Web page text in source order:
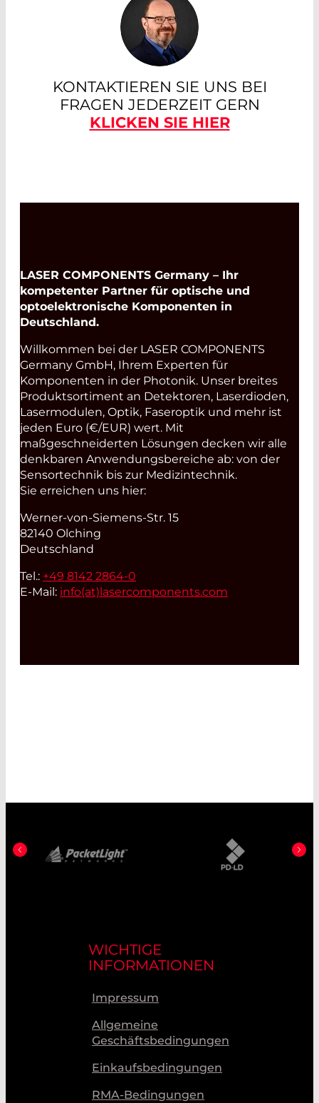
KONTAKTIEREN SIE UNS BEI
FRAGEN JEDERZEIT GERN
KLICKEN SIE HIER
LASER COMPONENTS Germany – Ihr
kompetenter Partner für optische und
optoelektronische Komponenten in
Deutschland.
Willkommen bei der LASER COMPONENTS
Germany GmbH, Ihrem Experten für
Komponenten in der Photonik. Unser breites
Produktsortiment an Detektoren, Laserdioden,
Lasermodulen, Optik, Faseroptik und mehr ist
jeden Euro (€/EUR) wert. Mit
maßgeschneiderten Lösungen decken wir alle
denkbaren Anwendungsbereiche ab: von der
Sensortechnik bis zur Medizintechnik.
Sie erreichen uns hier:
Werner-von-Siemens-Str. 15
82140 Olching
Deutschland
Tel.: +49 8142 2864-0
E-Mail: info(at)lasercomponents.com
WICHTIGE
INFORMATIONEN
Impressum
Allgemeine
Geschäftsbedingungen
Einkaufsbedingungen
RMA-Bedingungen